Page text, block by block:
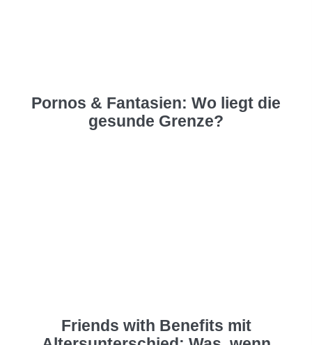
Pornos & Fantasien: Wo liegt die
gesunde Grenze?
Friends with Benefits mit